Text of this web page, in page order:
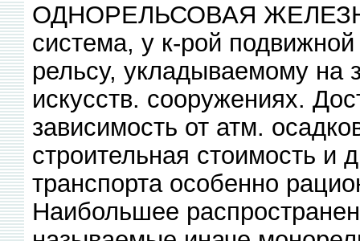
ОДНОРЕЛЬСОВАЯ
система, у к-рой
рельсу, укладываемому
искусств. сооружениях.
зависимость от атм.
строительная стоимость и
транспорта особенно
Наибольшее